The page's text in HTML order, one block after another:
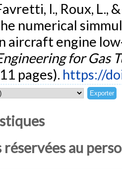
I., Roux, L.,
numerical
aircraft engine
for Gas
pages). https://
au